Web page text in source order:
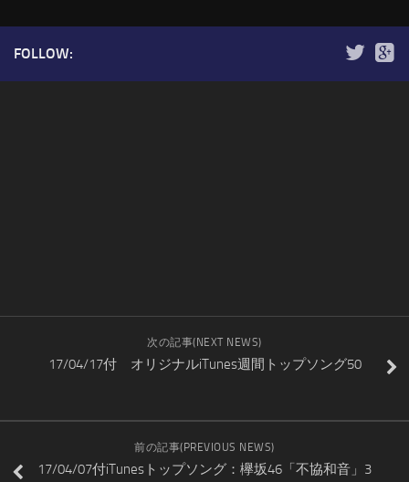
FOLLOW:
次の記事(NEXT NEWS)
17/04/17付 オリジナルiTunes週間トップソング50
前の記事(PREVIOUS NEWS)
17/04/07付iTunesトップソング：欅坂46「不協和音」3